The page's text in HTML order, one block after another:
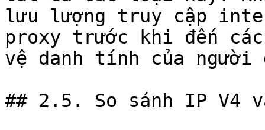
lưu lượng truy cập
proxy trước khi đến
vệ danh tính của người
## 2.5. So sánh IP V4